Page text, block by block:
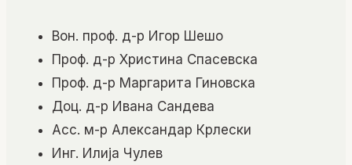
Вон. проф. д-р Игор Шешо
Проф. д-р Христина Спасевска
Проф. д-р Маргарита Гиновска
Доц. д-р Ивана Сандева
Асс. м-р Александар Крлески
Инг. Илија Чулев